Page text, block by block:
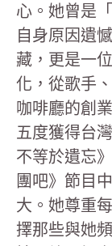
心。她曾是
自身原因遺
藏，更是一
化，從歌手
咖啡廳的創
五度獲得台
不等於遺忘
團吧》節目
大。她尊重
擇那些與她